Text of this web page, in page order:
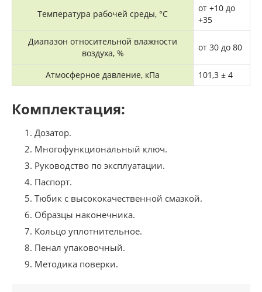
Температура рабочей среды, °C
от +10 до
+35
Диапазон относительной влажности
воздуха, %
от 30 до 80
Атмосферное давление, кПа 101,3 ± 4
Комплектация:
Дозатор.
Многофункциональный ключ.
Руководство по эксплуатации.
Паспорт.
Тюбик с высококачественной смазкой.
Образцы наконечника.
Кольцо уплотнительное.
Пенал упаковочный.
Методика поверки.